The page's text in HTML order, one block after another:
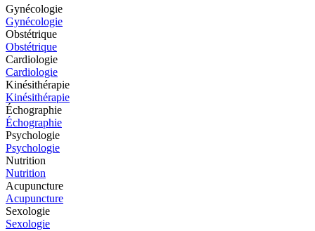
Gynécologie
Gynécologie
Obstétrique
Obstétrique
Cardiologie
Cardiologie
Kinésithérapie
Kinésithérapie
Échographie
Échographie
Psychologie
Psychologie
Nutrition
Nutrition
Acupuncture
Acupuncture
Sexologie
Sexologie